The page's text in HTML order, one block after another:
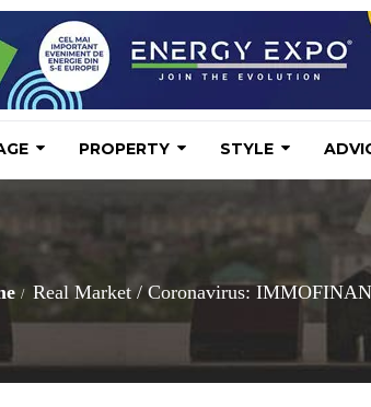
PROPERTY STYLE
Real Market / Coronavirus: